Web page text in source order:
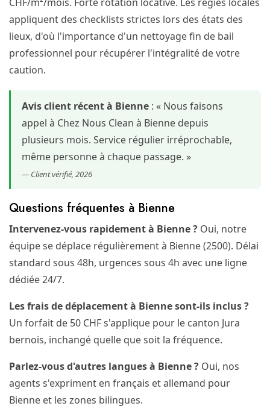
appliquent des checklists strictes lors des états des
lieux, d'où l'importance d'un nettoyage fin de bail
professionnel pour récupérer l'intégralité de votre
caution.
Avis client récent à Bienne : « Nous faisons
appel à Chez Nous Clean à Bienne depuis
plusieurs mois. Service régulier irréprochable,
même personne à chaque passage. »
— Client vérifié, 2026
Questions fréquentes à Bienne
Intervenez-vous rapidement à Bienne ? Oui, notre
équipe se déplace régulièrement à Bienne (2500). Délai
standard sous 48h, urgences sous 4h avec une ligne
dédiée 24/7.
Les frais de déplacement à Bienne sont-ils inclus ?
Un forfait de 50 CHF s'applique pour le canton Jura
bernois, inchangé quelle que soit la fréquence.
Parlez-vous d'autres langues à Bienne ? Oui, nos
agents s'expriment en français et allemand pour
Bienne et les zones bilingues.